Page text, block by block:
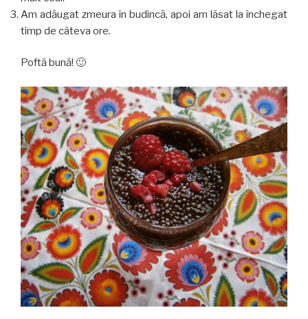
Am adăugat zmeura în budincă, apoi am lăsat la închegat
timp de câteva ore.
Poftă bună! 🙂